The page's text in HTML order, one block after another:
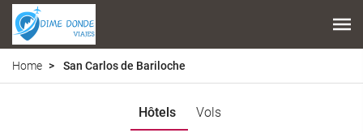
Home San Carlos de Bariloche
Hôtels Vols